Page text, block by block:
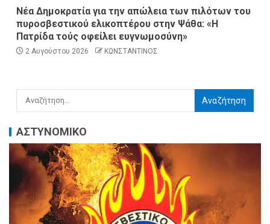
Νέα Δημοκρατία για την απώλεια των πιλότων του
πυροσβεστικού ελικοπτέρου στην Ψάθα: «Η
Πατρίδα τούς οφείλει ευγνωμοσύνη»
2 Αυγούστου 2026 ΚΩΝΣΤΑΝΤΙΝΟΣ
ΑΣΤΥΝΟΜΙΚΟ